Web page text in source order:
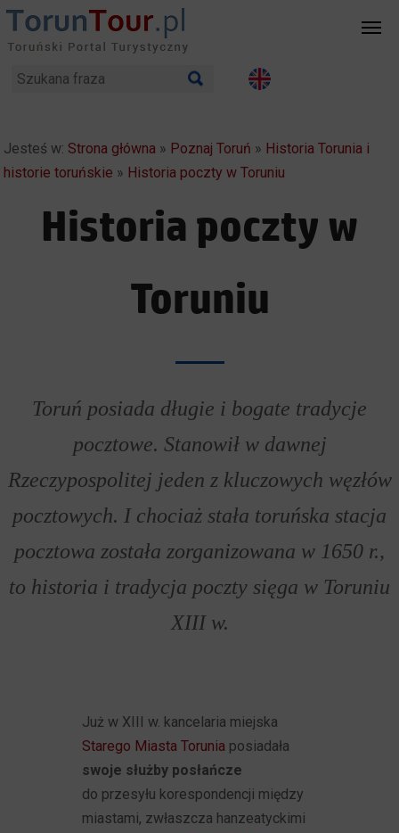
Jesteś w: Strona główna » Poznaj Toruń » Historia Torunia i
historie toruńskie » Historia poczty w Toruniu
Historia poczty w
Toruniu
Toruń posiada długie i bogate tradycje
pocztowe. Stanowił w dawnej
Rzeczypospolitej jeden z kluczowych węzłów
pocztowych. I chociaż stała toruńska stacja
pocztowa została zorganizowana w 1650 r.,
to historia i tradycja poczty sięga w Toruniu
XIII w.
Już w XIII w. kancelaria miejska
Starego Miasta Torunia posiadała
swoje służby posłańcze
do przesyłu korespondencji między
miastami, zwłaszcza hanzeatyckimi